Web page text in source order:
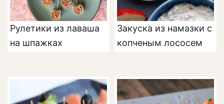
Рулетики из лаваша
на шпажках
Закуска из намазки с
копченым лососем